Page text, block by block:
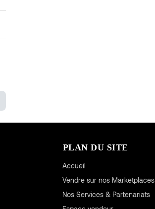
PLAN DU SITE
Accueil
Vendre sur nos Marketplaces
Nos Services & Partenariats